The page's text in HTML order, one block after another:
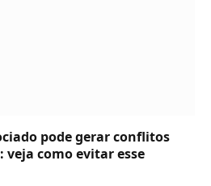
pode gerar conflitos
como evitar esse